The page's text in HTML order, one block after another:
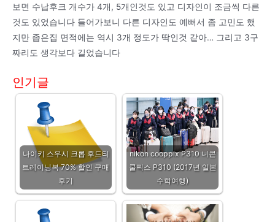
보면 수납후크 개수가 4개, 5개인것도 있고 디자인이 조금씩 다른
것도 있었습니다 들어가보니 다른 디자인도 예뻐서 좀 고민도 했
지만 좁은집 면적에는 역시 3개 정도가 딱인것 같아… 그리고 3구
짜리도 생각보다 길었습니다
인기글
나이키 스우시 크롭 후드티
트레이닝복 70% 할인 구매
후기
nikon coopplx P310 니콘
쿨픽스 P310 (2017년 일본
수학여행)